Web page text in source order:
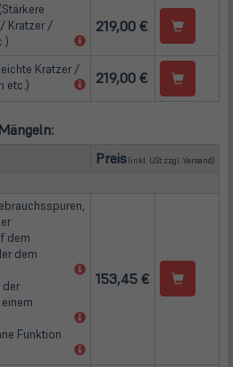
Kratzer /
(öffnet
neuem
Tab)
219,00 €
Kratzer /
etc.)
(öffnet
219,00 €
Preis(inkl. USt zzgl. Versand)
dem
dem
(öffnet
Tab)
der
(öffnet
neuem
Funktion
(öffnet
153,45 €